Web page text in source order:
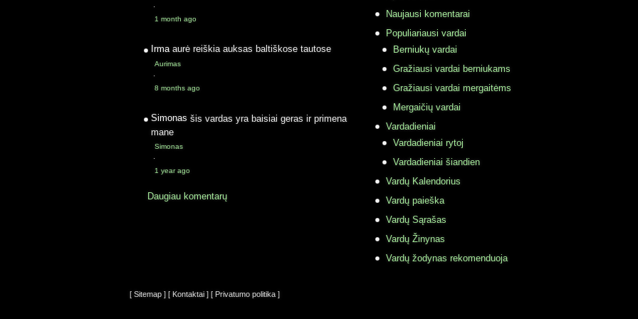
·
1 month ago
Irma aurė reiškia auksas baltiškose tautose
Aurimas
·
8 months ago
Simonas šis vardas yra baisiai geras ir primena
mane
Simonas
·
1 year ago
Daugiau komentarų
Naujausi komentarai
Populiariausi vardai
Berniukų vardai
Gražiausi vardai berniukams
Gražiausi vardai mergaitėms
Mergaičių vardai
Vardadieniai
Vardadieniai rytoj
Vardadieniai šiandien
Vardų Kalendorius
Vardų paieška
Vardų Sąrašas
Vardų Žinynas
Vardų žodynas rekomenduoja
[ Sitemap ] [ Kontaktai ] [ Privatumo politika ]